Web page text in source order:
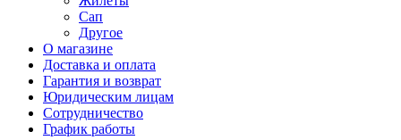
Сап
Другое
О магазине
Доставка и оплата
Гарантия и возврат
Юридическим лицам
Сотрудничество
График работы